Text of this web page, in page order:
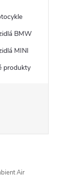
BMW
MINI
produkty
Air